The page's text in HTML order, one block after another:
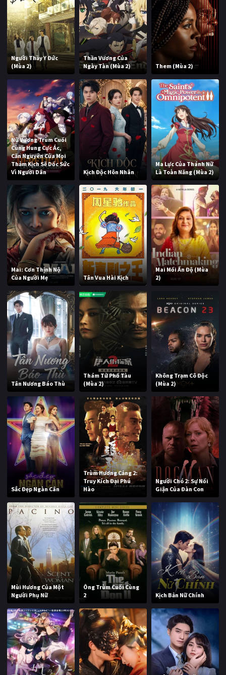
Người Thầy Y Đức
(Mùa 2)
Thần Vương Của
Ngày Tàn (Mùa 2)
Them (Mùa 2)
Nữ Vương Trùm Cuối
Cùng Hung Cực Ác,
Căn Nguyên Của Mọi
Thảm Kịch Sẽ Dốc Sức
Vì Người Dân
Kịch Độc Hôn Nhân
Ma Lực Của Thánh Nữ
Là Toàn Năng (Mùa 2)
Mai: Cơn Thịnh Nộ
Của Người Mẹ
Tân Vua Hài Kịch
Mai Mối Ấn Độ (Mùa
2)
Tân Nương Báo Thù
Thám Tử Phố Tàu
(Mùa 2)
Không Trạm Cô Độc
(Mùa 2)
Sắc Đẹp Ngàn Cân
Trùm Hương Cảng 2:
Truy Kích Đại Phú
Hào
Người Chó 2: Sự Nổi
Giận Của Đàn Con
Mùi Hương Của Một
Người Phụ Nữ
Ông Trùm Cuối Cùng
2
Kịch Bản Nữ Chính